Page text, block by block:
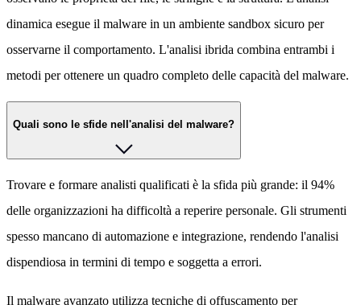
dinamica esegue il malware in un ambiente sandbox sicuro per
osservarne il comportamento. L'analisi ibrida combina entrambi i
metodi per ottenere un quadro completo delle capacità del malware.
Quali sono le sfide nell'analisi del malware?
Trovare e formare analisti qualificati è la sfida più grande: il 94%
delle organizzazioni ha difficoltà a reperire personale. Gli strumenti
spesso mancano di automazione e integrazione, rendendo l'analisi
dispendiosa in termini di tempo e soggetta a errori.
Il malware avanzato utilizza tecniche di offuscamento per